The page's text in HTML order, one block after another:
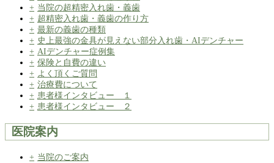
当院の超精密入れ歯・義歯
超精密入れ歯・義歯の作り方
最新の義歯の種類
史上最強の金具が見えない部分入れ歯・AIデンチャー
AIデンチャー症例集
保険と自費の違い
よく頂くご質問
治療費について
患者様インタビュー １
患者様インタビュー ２
医院案内
当院のご案内